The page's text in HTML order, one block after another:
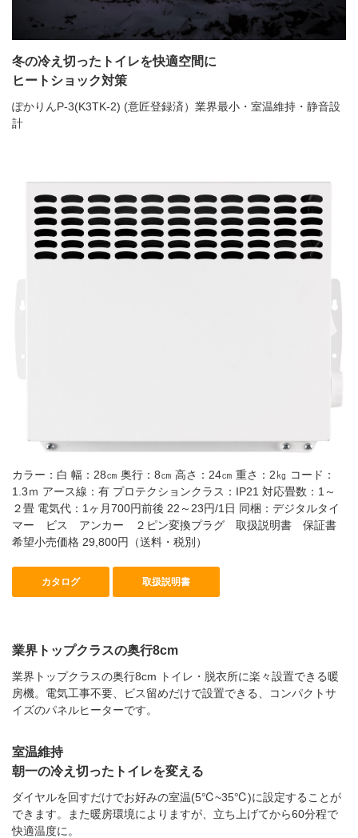
冬の冷え切ったトイレを快適空間に
ヒートショック対策
ぽかりんP-3(K3TK-2) (意匠登録済）業界最小・室温維持・静音設
計
カラー：白 幅：28㎝ 奥行：8㎝ 高さ：24㎝ 重さ：2㎏ コード：
1.3ｍ アース線：有 プロテクションクラス：IP21 対応畳数：1～
２畳 電気代：1ヶ月700円前後 22～23円/1日 同梱：デジタルタイ
マー ビス アンカー ２ピン変換プラグ 取扱説明書 保証書
希望小売価格 29,800円（送料・税別）
カタログ 取扱説明書
業界トップクラスの奥行8cm
業界トップクラスの奥行8cm トイレ・脱衣所に楽々設置できる暖
房機。電気工事不要、ビス留めだけで設置できる、コンパクトサ
イズのパネルヒーターです。
室温維持
朝一の冷え切ったトイレを変える
ダイヤルを回すだけでお好みの室温(5℃~35℃)に設定することが
できます。また暖房環境によりますが、立ち上げてから60分程で
快適温度に。